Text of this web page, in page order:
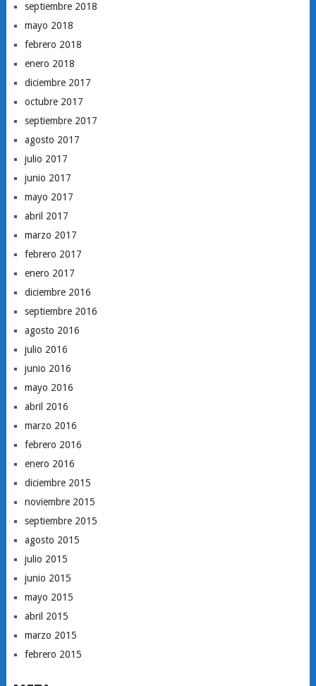
septiembre 2018
mayo 2018
febrero 2018
enero 2018
diciembre 2017
octubre 2017
septiembre 2017
agosto 2017
julio 2017
junio 2017
mayo 2017
abril 2017
marzo 2017
febrero 2017
enero 2017
diciembre 2016
septiembre 2016
agosto 2016
julio 2016
junio 2016
mayo 2016
abril 2016
marzo 2016
febrero 2016
enero 2016
diciembre 2015
noviembre 2015
septiembre 2015
agosto 2015
julio 2015
junio 2015
mayo 2015
abril 2015
marzo 2015
febrero 2015